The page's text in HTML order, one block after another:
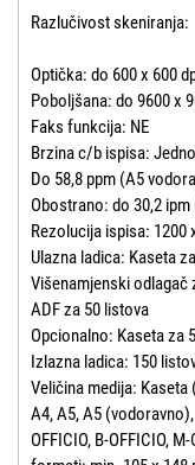
Razlučivost skeniranja:
Optička: do 600 x 600
Poboljšana: do 9600 x
Faks funkcija: NE
Brzina c/b ispisa:
Do 58,8 ppm (A5
Obostrano: do 30,2 ipm
Rezolucija ispisa: 1200
Ulazna ladica: Kaseta
Višenamjenski odlagač
ADF za 50 listova
Opcionalno: Kaseta za
Izlazna ladica: 150
Veličina medija:
A4, A5, A5
OFFICIO, B-OFFICIO,